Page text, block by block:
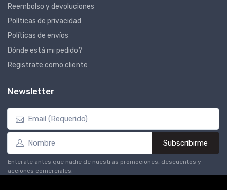
Reembolso y devoluciones
Políticas de privacidad
Políticas de envíos
Dónde está mi pedido?
Registrate como cliente
Newsletter
Subscribirme
Enterate antes que nadie de nuestras promociones, descuentos y
acciones comerciales.